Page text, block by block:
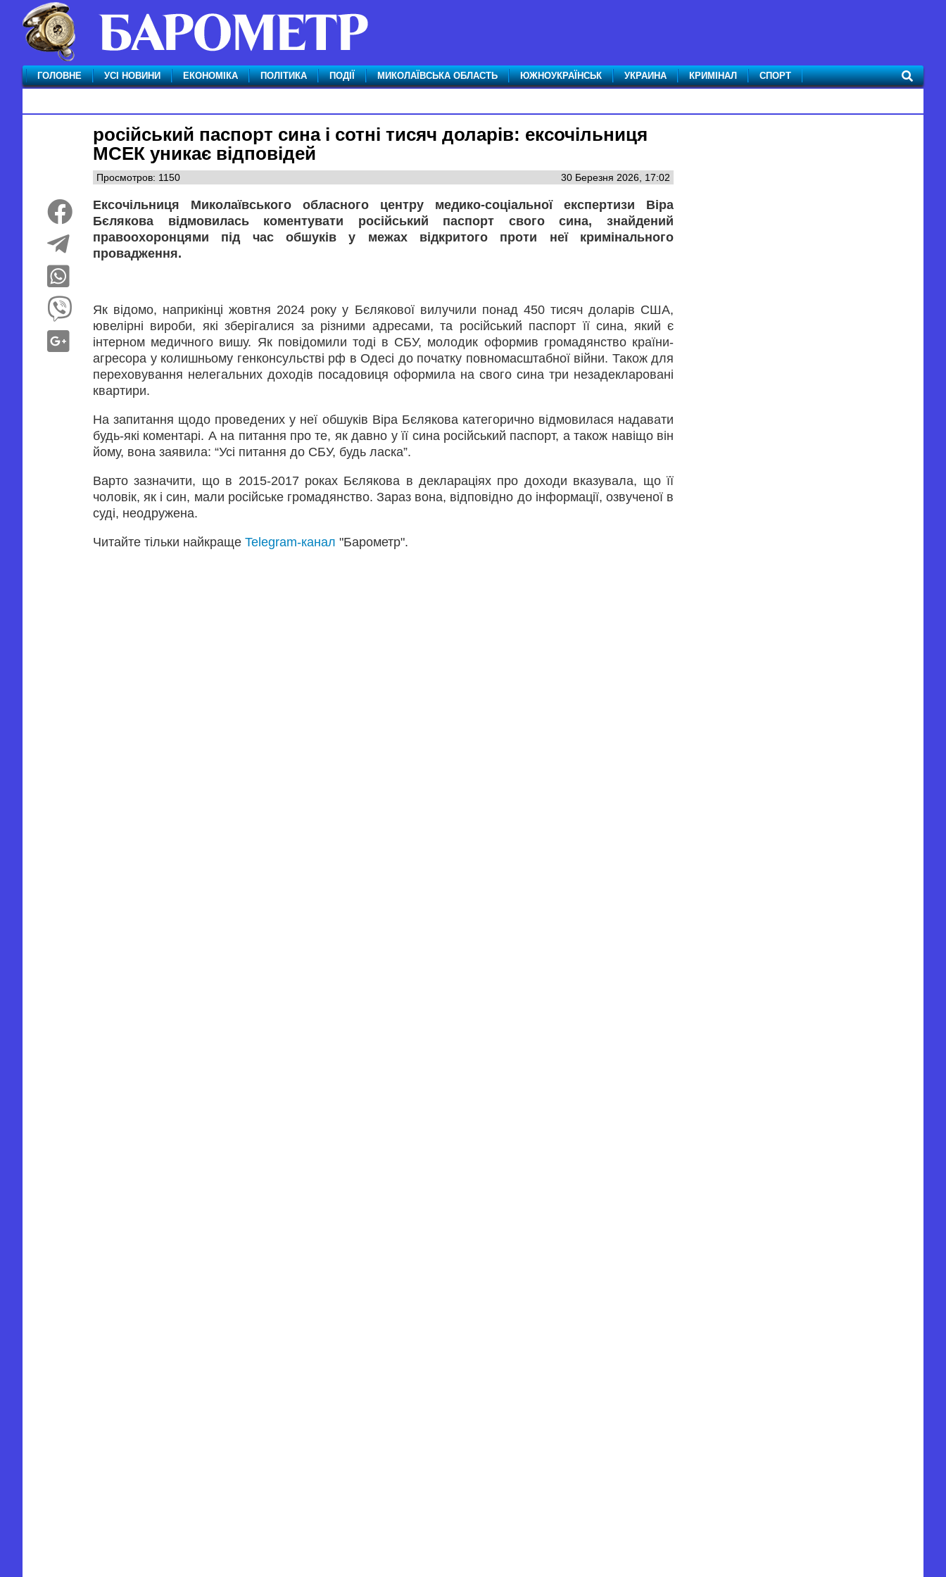
ГОЛОВНЕ УСІ НОВИНИ ЕКОНОМІКА ПОЛІТИКА ПОДІЇ МИКОЛАЇВСЬКА ОБЛАСТЬ ЮЖНОУКРАЇНСЬК УКРАИНА КРИМІНАЛ СПОРТ
російський паспорт сина і сотні тисяч доларів: ексочільниця
МСЕК уникає відповідей
Просмотров: 1150 30 Березня 2026, 17:02
Ексочільниця Миколаївського обласного центру медико-соціальної експертизи Віра
Бєлякова відмовилась коментувати російський паспорт свого сина, знайдений
правоохоронцями під час обшуків у межах відкритого проти неї кримінального
провадження.
Як відомо, наприкінці жовтня 2024 року у Бєлякової вилучили понад 450 тисяч доларів США,
ювелірні вироби, які зберігалися за різними адресами, та російський паспорт її сина, який є
інтерном медичного вишу. Як повідомили тоді в СБУ, молодик оформив громадянство країни-
агресора у колишньому генконсульстві рф в Одесі до початку повномасштабної війни. Також для
переховування нелегальних доходів посадовиця оформила на свого сина три незадекларовані
квартири.
На запитання щодо проведених у неї обшуків Віра Бєлякова категорично відмовилася надавати
будь-які коментарі. А на питання про те, як давно у її сина російський паспорт, а також навіщо він
йому, вона заявила: “Усі питання до СБУ, будь ласка”.
Варто зазначити, що в 2015-2017 роках Бєлякова в деклараціях про доходи вказувала, що її
чоловік, як і син, мали російське громадянство. Зараз вона, відповідно до інформації, озвученої в
суді, неодружена.
Читайте тільки найкраще Telegram-канал "Барометр".